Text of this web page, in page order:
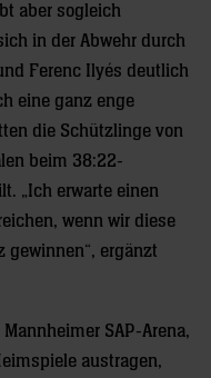
aber sogleich
in der Abwehr durch
Ferenc Ilyés deutlich
eine ganz enge
die Schützlinge von
beim 38:22-
„Ich erwarte einen
wenn wir diese
gewinnen“, ergänzt
SAP-Arena,
austragen,